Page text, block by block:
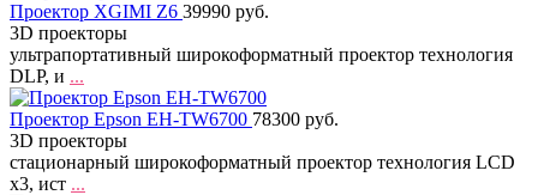
Проектор XGIMI Z6 39990 руб.
3D проекторы
ультрапортативный широкоформатный проектор технология
DLP, и ...
Проектор Epson EH-TW6700 78300 руб.
3D проекторы
стационарный широкоформатный проектор технология LCD
x3, ист ...